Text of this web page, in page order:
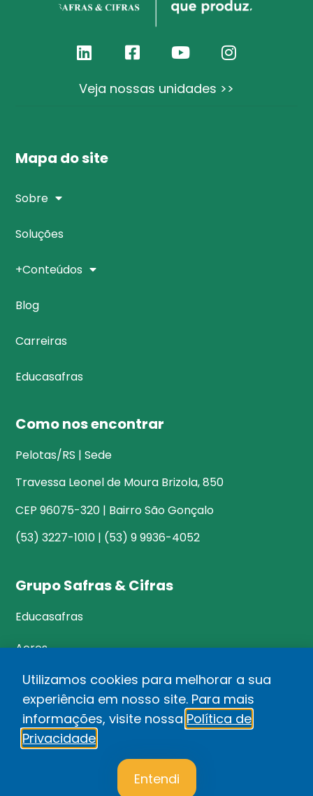
Veja nossas unidades >>
Mapa do site
Sobre
Soluções
+Conteúdos
Blog
Carreiras
Educasafras
Como nos encontrar
Pelotas/RS | Sede
Travessa Leonel de Moura Brizola, 850
CEP 96075-320 | Bairro São Gonçalo
(53) 3227-1010 | (53) 9 9936-4052
Grupo Safras & Cifras
Educasafras
Acres
©Safras&Cifras
Relatório de Transparência Salarial
Política de privacidade
Utilizamos cookies para melhorar a sua
experiência em nosso site. Para mais
informações, visite nossa Política de
Privacidade
Entendi